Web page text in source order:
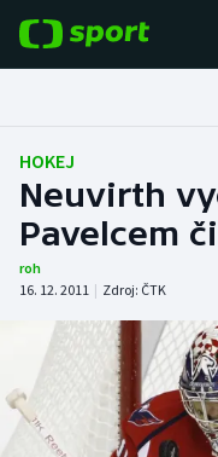
Fotbal
Hokej
Atletika
Cyklistika
DALŠÍ SPORTY
HOKEJ
Neuvirth
Pavelcem
roh
16. 12. 2011 | Zdroj: ČTK